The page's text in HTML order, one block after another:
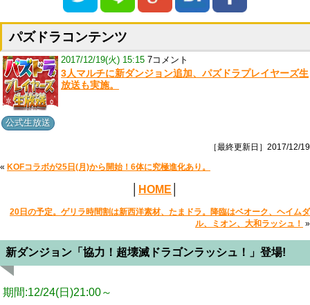
パズドラコンテンツ
2017/12/19(火) 15:15 7コメント
3人マルチに新ダンジョン追加、パズドラプレイヤーズ生
放送も実施。
公式生放送
［最終更新日］2017/12/19
« KOFコラボが25日(月)から開始！6体に究極進化あり。
HOME
20日の予定。ゲリラ時間割は新西洋素材、たまドラ。降臨はベオーク、ヘイムダ
ル、ミオン、大和ラッシュ！ »
新ダンジョン「協力！超壊滅ドラゴンラッシュ！」登場!
期間:12/24(日)21:00～